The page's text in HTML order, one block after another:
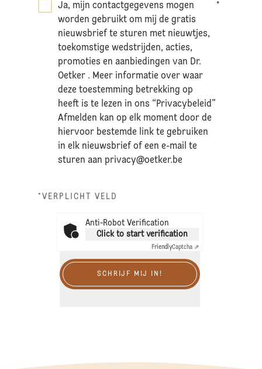
Ja, mijn contactgegevens mogen
worden gebruikt om mij de gratis
nieuwsbrief te sturen met nieuwtjes,
toekomstige wedstrijden, acties,
promoties en aanbiedingen van Dr.
Oetker . Meer informatie over waar
deze toestemming betrekking op
heeft is te lezen in ons “Privacybeleid”
Afmelden kan op elk moment door de
hiervoor bestemde link te gebruiken
in elk nieuwsbrief of een e-mail te
sturen aanprivacy@oetker.be
*
*VERPLICHT VELD
Anti-Robot Verification
Click to start verification
FriendlyCaptcha ⇗
SCHRIJF MIJ IN!